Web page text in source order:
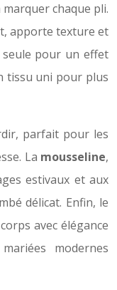
chaque pli.
apporte texture et
pour un effet
tissu uni pour plus
parfait pour les
La mousseline,
estivaux et aux
délicat. Enfin, le
avec élégance
modernes